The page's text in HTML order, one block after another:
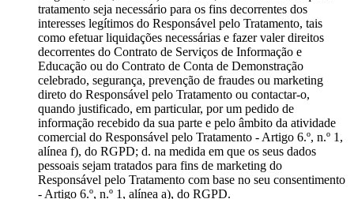
tratamento seja necessário para os fins decorrentes dos
interesses legítimos do Responsável pelo Tratamento, tais
como efetuar liquidações necessárias e fazer valer direitos
decorrentes do Contrato de Serviços de Informação e
Educação ou do Contrato de Conta de Demonstração
celebrado, segurança, prevenção de fraudes ou marketing
direto do Responsável pelo Tratamento ou contactar-o,
quando justificado, em particular, por um pedido de
informação recebido da sua parte e pelo âmbito da atividade
comercial do Responsável pelo Tratamento - Artigo 6.º, n.º 1,
alínea f), do RGPD; d. na medida em que os seus dados
pessoais sejam tratados para fins de marketing do
Responsável pelo Tratamento com base no seu consentimento
- Artigo 6.º, n.º 1, alínea a), do RGPD.